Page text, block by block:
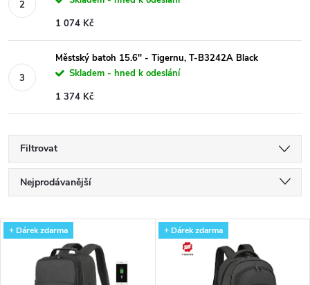
1 074 Kč
Městský batoh 15.6'' - Tigernu, T-B3242A Black
Skladem - hned k odeslání
1 374 Kč
Filtrovat
Ř
a
Nejprodávanější
Nejdražší
Abecedně
V
+ Dárek zdarma + Dárek zdarma